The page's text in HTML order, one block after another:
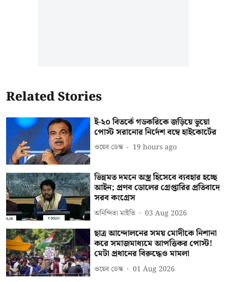
Related Stories
ই-২০ বিতর্কে গডকরিকে জড়িয়ে ভুয়ো
পোস্ট সরানোর নির্দেশ বম্বে হাইকোর্টের
ওয়েব ডেস্ক 19 hours ago
ভিন্নমত দমনে অস্ত্র হিসেবে ব্যবহার হচ্ছে
আইন; প্রণব ডোলের গ্রেপ্তারির প্রতিবাদে
সরব কংগ্রেস
অনিন্দিতা মাইতি 03 Aug 2026
ছাত্র আন্দোলনের সময় মোদীকে নিশানা
করে সমাজমাধ্যমে আপত্তিকর পোস্ট!
মেটা প্রধানের বিরুদ্ধেও মামলা
ওয়েব ডেস্ক 01 Aug 2026